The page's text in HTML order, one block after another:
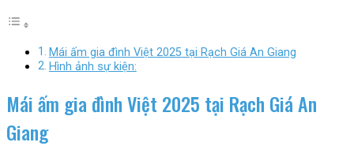
Mái ấm gia đình Việt 2025 tại Rạch Giá An Giang
Hình ảnh sự kiện:
Mái ấm gia đình Việt 2025 tại Rạch Giá An
Giang